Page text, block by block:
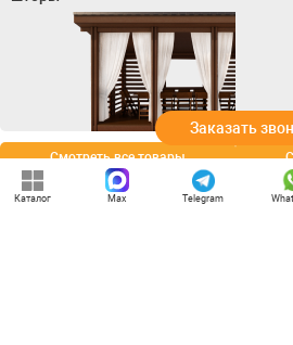
Смотреть все товары
Заказать
Каталог Max Telegram